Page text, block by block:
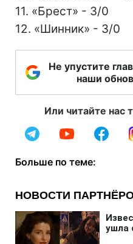
11. «Брест» - 3/0
12. «Шинник» - 3/0
Не упустите
наши
Или читайте нас
Больше по теме: